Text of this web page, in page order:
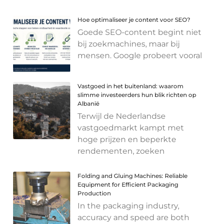
Hoe optimaliseer je content voor SEO?
Goede SEO-content begint niet
bij zoekmachines, maar bij
mensen. Google probeert vooral
Vastgoed in het buitenland: waarom
slimme investeerders hun blik richten op
Albanië
Terwijl de Nederlandse
vastgoedmarkt kampt met
hoge prijzen en beperkte
rendementen, zoeken
Folding and Gluing Machines: Reliable
Equipment for Efficient Packaging
Production
In the packaging industry,
accuracy and speed are both